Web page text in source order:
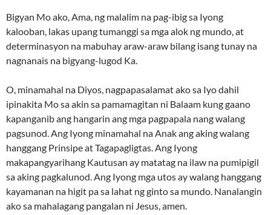
Bigyan Mo ako, Ama, ng malalim na pag-ibig sa Iyong
kalooban, lakas upang tumanggi sa mga alok ng mundo, at
determinasyon na mabuhay araw-araw bilang isang tunay na
nagnanais na bigyang-lugod Ka.
O, minamahal na Diyos, nagpapasalamat ako sa Iyo dahil
ipinakita Mo sa akin sa pamamagitan ni Balaam kung gaano
kapanganib ang hangarin ang mga pagpapala nang walang
pagsunod. Ang Iyong minamahal na Anak ang aking walang
hanggang Prinsipe at Tagapagligtas. Ang Iyong
makapangyarihang Kautusan ay matatag na ilaw na pumipigil
sa aking pagkalunod. Ang Iyong mga utos ay walang hanggang
kayamanan na higit pa sa lahat ng ginto sa mundo. Nanalangin
ako sa mahalagang pangalan ni Jesus, amen.